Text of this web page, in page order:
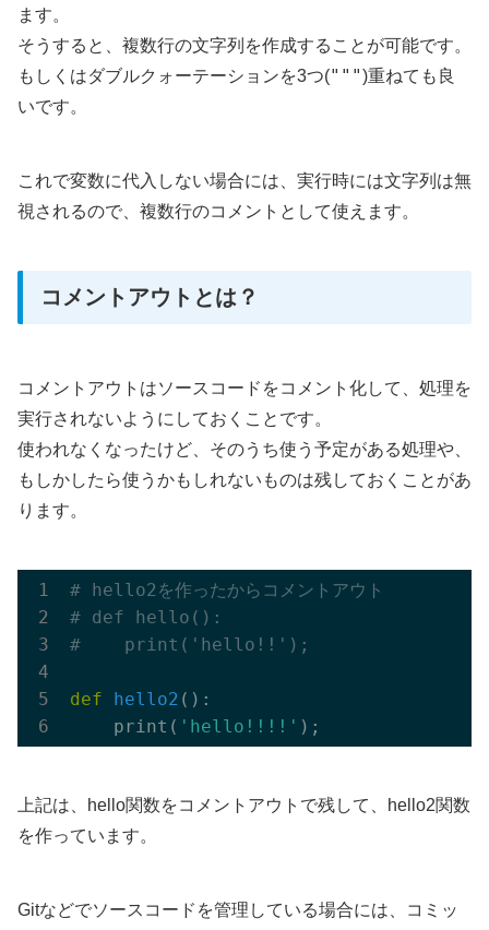
ます。
そうすると、複数行の文字列を作成することが可能です。
もしくはダブルクォーテーションを3つ(""")重ねても良
いです。
これで変数に代入しない場合には、実行時には文字列は無
視されるので、複数行のコメントとして使えます。
コメントアウトとは？
コメントアウトはソースコードをコメント化して、処理を
実行されないようにしておくことです。
使われなくなったけど、そのうち使う予定がある処理や、
もしかしたら使うかもしれないものは残しておくことがあ
ります。
# hello2を作ったからコメントアウト
# def hello():
#    print('hello!!');
def hello2 () :
    print(
'hello!!!!'
上記は、hello関数をコメントアウトで残して、hello2関数
を作っています。
Gitなどでソースコードを管理している場合には、コミッ